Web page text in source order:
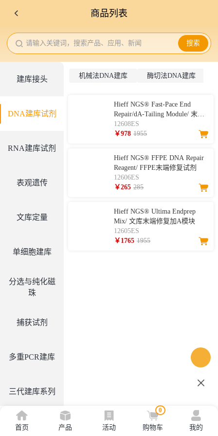
商品列表
请输入关键词，搜索产品、应用、新闻 搜索
建库接头
DNA建库试剂
RNA建库试剂
表观遗传
文库定量
单细胞建库
分选与纯化磁
珠
捕获试剂
多重PCR建库
三代建库系列
机械法DNA建库 酶切法DNA建库
Hieff NGS® Fast-Pace End
Repair/dA-Tailing Module/ 末端
修复/加A模块
12608ES
￥978 1955
Hieff NGS® FFPE DNA Repair
Reagent/ FFPE末端修复试剂
12606ES
￥265 285
Hieff NGS® Ultima Endprep
Mix/ 文库末端修复加A模块
12605ES
￥1765 1955
首页 产品 活动
0
购物车 我的